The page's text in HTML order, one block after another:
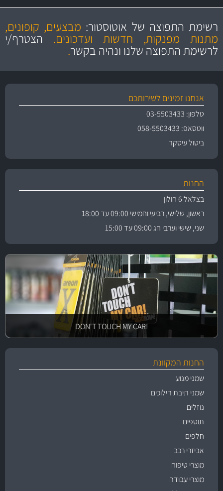
מקצועיות
ושירות מצויין
מחירים
הוגנים
והיצע מוצרים איכותירשימת התפוצה של אוטוסטור: מבצעים, קופונים,
מתנות מפנקות, חדשות ועדכונים. הצטרף/י
לרשימת התפוצה שלנו ונהיה בקשר.
אנחנו זמינים לשירותכם
טלפון: 03-5503433
ווטסאפ: 058-5503433
ביטול עיסקה
החנות
בצלאל 6 חולון
ראשון, שלישי, רביעי וחמישי 09:00 עד 18:00
שני, שישי וערבי חג 09:00 עד 15:00
!DON'T TOUCH MY CAR
החנות המקוונת
שמני מנוע
שמני תיבת הילוכים
נוזלים
תוספים
חלפים
אביזרי רכב
מוצרי טיפוח
מוצרי עבודה